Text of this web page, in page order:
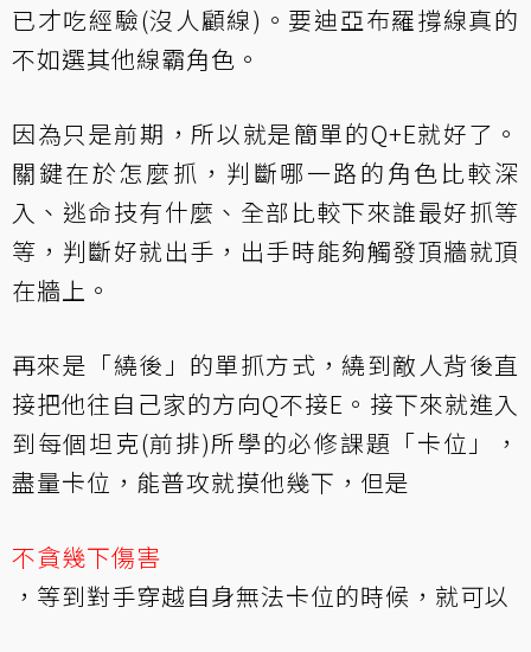
已才吃經驗(沒人顧線)。要迪亞布羅撐線真的
不如選其他線霸角色。
因為只是前期，所以就是簡單的Q+E就好了。
關鍵在於怎麼抓，判斷哪一路的角色比較深
入、逃命技有什麼、全部比較下來誰最好抓等
等，判斷好就出手，出手時能夠觸發頂牆就頂
在牆上。
再來是「繞後」的單抓方式，繞到敵人背後直
接把他往自己家的方向Q不接E。接下來就進入
到每個坦克(前排)所學的必修課題「卡位」，
盡量卡位，能普攻就摸他幾下，但是
不貪幾下傷害
，等到對手穿越自身無法卡位的時候，就可以